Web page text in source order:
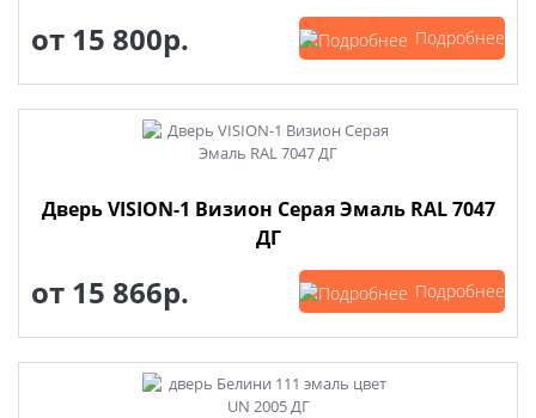
от 15 800р. Подробнее
Дверь VISION-1 Визион Серая Эмаль RAL 7047
ДГ
от 15 866р. Подробнее